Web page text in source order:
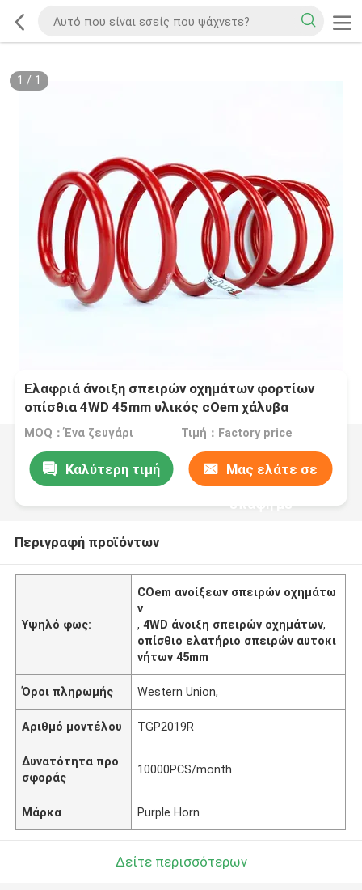
1 / 1
Ελαφριά άνοιξη σπειρών οχημάτων φορτίων
οπίσθια 4WD 45mm υλικός cOem χάλυβα
ανελκυστήρων
MOQ：Ένα ζευγάρι Τιμή：Factory price
Καλύτερη τιμή Μας ελάτε σε
επαφή με
Περιγραφή προϊόντων
Υψηλό φως:
COem ανοίξεων σπειρών οχημάτω
ν
,4WD άνοιξη σπειρών οχημάτων,
οπίσθιο ελατήριο σπειρών αυτοκι
νήτων 45mm
Όροι πληρωμής Western Union,
Αριθμό μοντέλου TGP2019R
Δυνατότητα προ
σφοράς
10000PCS/month
Μάρκα Purple Horn
Δείτε περισσότερων